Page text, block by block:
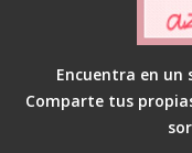
Encuentra en un
Comparte tus